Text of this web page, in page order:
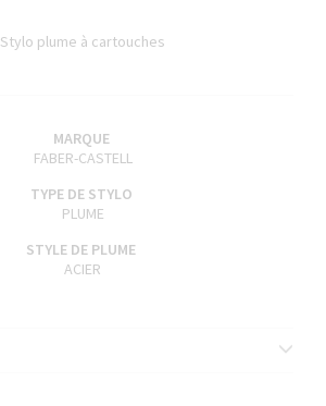
Stylo plume à cartouches
MARQUE
FABER-CASTELL
TYPE DE STYLO
PLUME
STYLE DE PLUME
ACIER